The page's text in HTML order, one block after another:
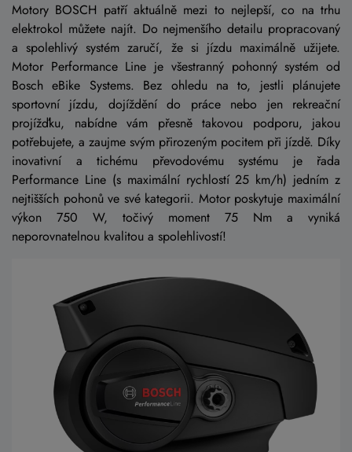
Motory BOSCH patří aktuálně mezi to nejlepší, co na trhu
elektrokol můžete najít. Do nejmenšího detailu propracovaný
a spolehlivý systém zaručí, že si jízdu maximálně užijete.
Motor Performance Line je všestranný pohonný systém od
Bosch eBike Systems. Bez ohledu na to, jestli plánujete
sportovní jízdu, dojíždění do práce nebo jen rekreační
projížďku, nabídne vám přesně takovou podporu, jakou
potřebujete, a zaujme svým přirozeným pocitem při jízdě. Díky
inovativní a tichému převodovému systému je řada
Performance Line (s maximální rychlostí 25 km/h) jedním z
nejtišších pohonů ve své kategorii. Motor poskytuje maximální
výkon 750 W, točivý moment 75 Nm a vyniká
neporovnatelnou kvalitou a spolehlivostí!